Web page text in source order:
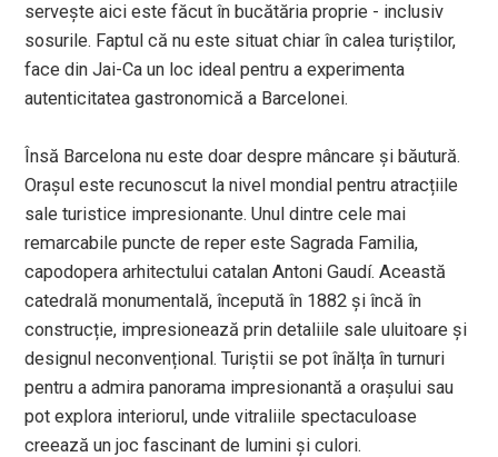
servește aici este făcut în bucătăria proprie - inclusiv
sosurile. Faptul că nu este situat chiar în calea turiștilor,
face din Jai-Ca un loc ideal pentru a experimenta
autenticitatea gastronomică a Barcelonei.
Însă Barcelona nu este doar despre mâncare și băutură.
Orașul este recunoscut la nivel mondial pentru atracțiile
sale turistice impresionante. Unul dintre cele mai
remarcabile puncte de reper este Sagrada Familia,
capodopera arhitectului catalan Antoni Gaudí. Această
catedrală monumentală, începută în 1882 și încă în
construcție, impresionează prin detaliile sale uluitoare și
designul neconvențional. Turiștii se pot înălța în turnuri
pentru a admira panorama impresionantă a orașului sau
pot explora interiorul, unde vitraliile spectaculoase
creează un joc fascinant de lumini și culori.